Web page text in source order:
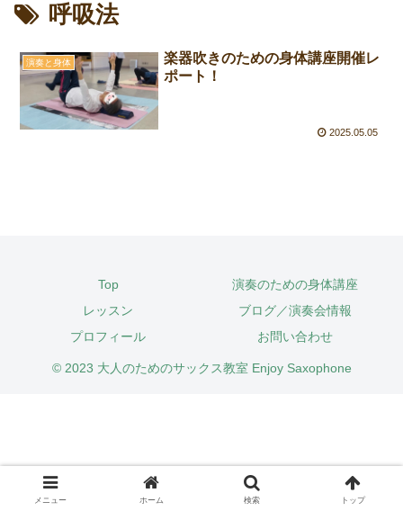
呼吸法
演奏と身体
楽器吹きのための身体講座開催レ
ポート！
2025.05.05
Top
演奏のための身体講座
レッスン
ブログ／演奏会情報
プロフィール
お問い合わせ
© 2023 大人のためのサックス教室 Enjoy Saxophone
メニュー ホーム 検索 トップ